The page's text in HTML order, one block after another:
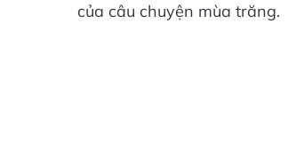
của câu chuyện mùa trăng.